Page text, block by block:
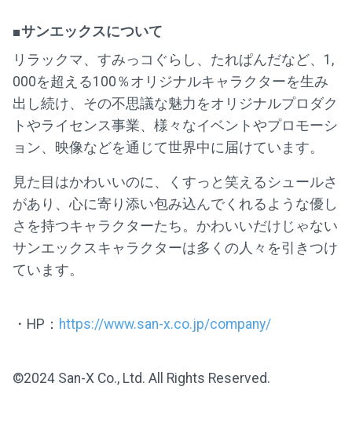
■サンエックスについて
リラックマ、すみっコぐらし、たれぱんだなど、1,
000を超える100％オリジナルキャラクターを生み
出し続け、その不思議な魅力をオリジナルプロダク
トやライセンス事業、様々なイベントやプロモーシ
ョン、映像などを通じて世界中に届けています。
見た目はかわいいのに、くすっと笑えるシュールさ
があり、心に寄り添い包み込んでくれるような優し
さを持つキャラクターたち。かわいいだけじゃない
サンエックスキャラクターは多くの人々を引きつけ
ています。
・HP： https://www.san-x.co.jp/company/
©2024 San-X Co., Ltd. All Rights Reserved.